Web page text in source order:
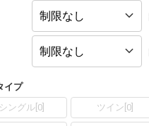
イプ
シングル 0 ツイン 0